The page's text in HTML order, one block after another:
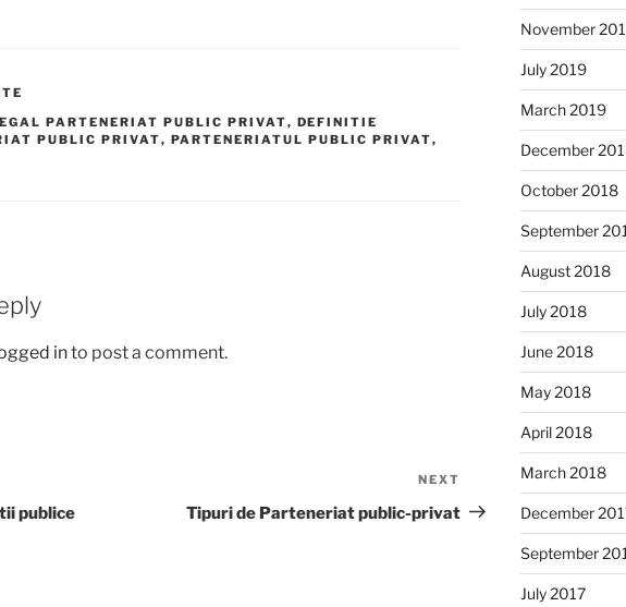
PARTENERIAT PUBLIC PRIVAT, DEFINITIE
PUBLIC PRIVAT, PARTENERIATUL PUBLIC PRIVAT,
into post a comment.
publice
Post
NEXT
Tipuri de Parteneriat public-privat
November
July 2019
March 2019
December
October 2018
September
August 2018
July 2018
June 2018
May 2018
April 2018
March 2018
December
September
July 2017